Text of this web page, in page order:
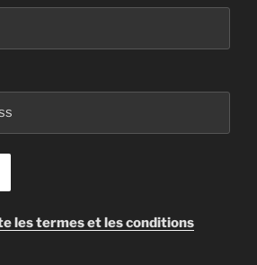
les termes et les conditions